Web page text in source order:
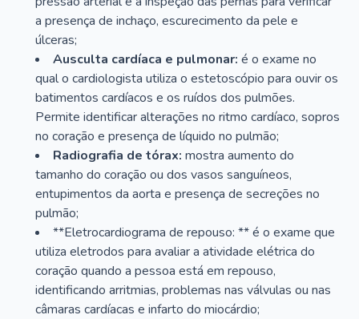
a presença de inchaço, escurecimento da pele e
úlceras;
Ausculta cardíaca e pulmonar: é o exame no
qual o cardiologista utiliza o estetoscópio para ouvir os
batimentos cardíacos e os ruídos dos pulmões.
Permite identificar alterações no ritmo cardíaco, sopros
no coração e presença de líquido no pulmão;
Radiografia de tórax: mostra aumento do
tamanho do coração ou dos vasos sanguíneos,
entupimentos da aorta e presença de secreções no
pulmão;
**Eletrocardiograma de repouso: ** é o exame que
utiliza eletrodos para avaliar a atividade elétrica do
coração quando a pessoa está em repouso,
identificando arritmias, problemas nas válvulas ou nas
câmaras cardíacas e infarto do miocárdio;